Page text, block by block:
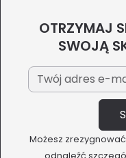
OTRZYMAJ
SWOJĄ
Możesz